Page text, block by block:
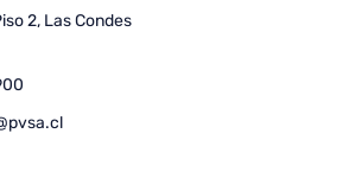
2, Las Condes